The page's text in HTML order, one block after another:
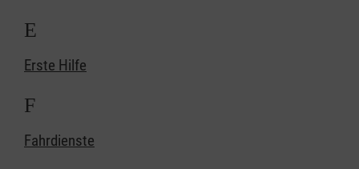
E
Erste Hilfe
F
Fahrdienste